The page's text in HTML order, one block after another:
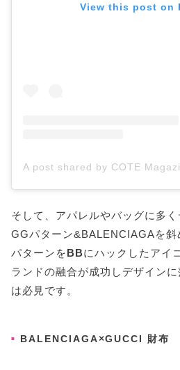
View this post on
そして、アパレルやバッグに多
GGパターン&BALENCIAGAを斜
パターンをBBにハックしたアイ
ランドの融合が成功しデザイン
は必見です。
BALENCIAGA×GUCCI 財布